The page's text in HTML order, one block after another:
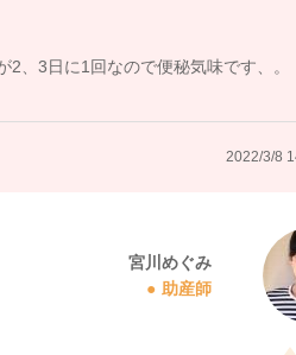
、3日に1回なので便秘気味です、。
2022/3/8
宮川めぐみ
助産師